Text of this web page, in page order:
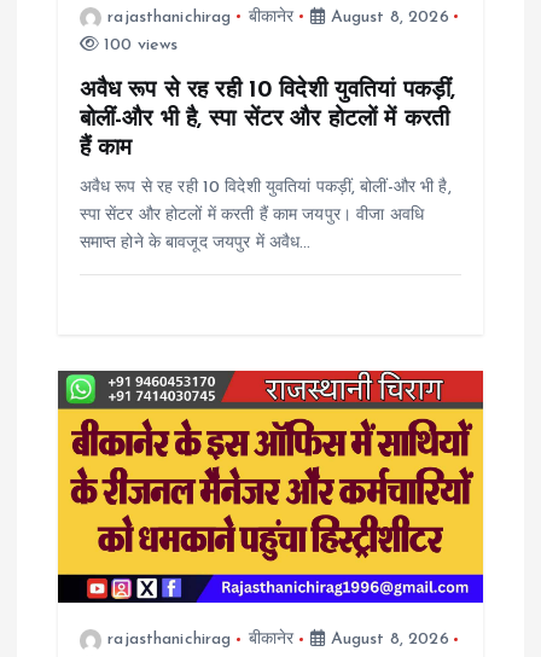
rajasthanichirag बीकानेर
August 8, 2026
100 views
अवैध रूप से रह रही 10 विदेशी युवतियां पकड़ीं,
बोलीं-और भी है, स्पा सेंटर और होटलों में करती
हैं काम
अवैध रूप से रह रही 10 विदेशी युवतियां पकड़ीं, बोलीं-और भी है,
स्पा सेंटर और होटलों में करती हैं काम जयपुर। वीजा अवधि
समाप्त होने के बावजूद जयपुर में अवैध…
rajasthanichirag बीकानेर
August 8, 2026